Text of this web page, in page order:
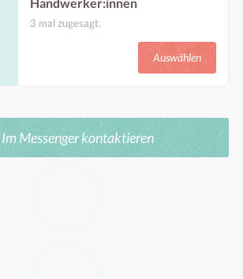
3 mal zugesagt.
Es ist immer toll auch Professionellere Hilfe
Auswählen
Im Messenger kontaktieren